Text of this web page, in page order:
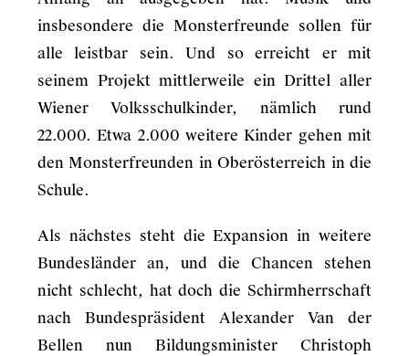
insbesondere die Monsterfreunde sollen für
alle leistbar sein. Und so erreicht er mit
seinem Projekt mittlerweile ein Drittel aller
Wiener Volksschulkinder, nämlich rund
22.000. Etwa 2.000 weitere Kinder gehen mit
den Monsterfreunden in Oberösterreich in die
Schule.
Als nächstes steht die Expansion in weitere
Bundesländer an, und die Chancen stehen
nicht schlecht, hat doch die Schirmherrschaft
nach Bundespräsident Alexander Van der
Bellen nun Bildungsminister Christoph